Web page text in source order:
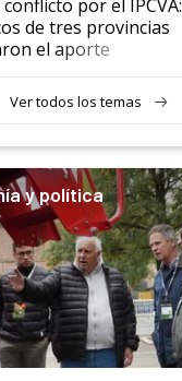
"Mientras me
yo seguí
currículum"
conflicto por el IPCVA:
de tres provincias
el aporte
Ver todos los temas
y política